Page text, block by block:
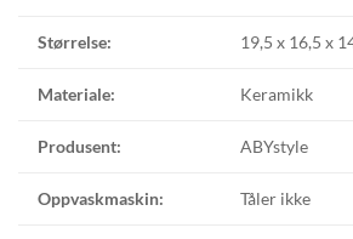
Størrelse: 19,5 x 16,5 x
Materiale: Keramikk
Produsent: ABYstyle
Oppvaskmaskin: Tåler ikke